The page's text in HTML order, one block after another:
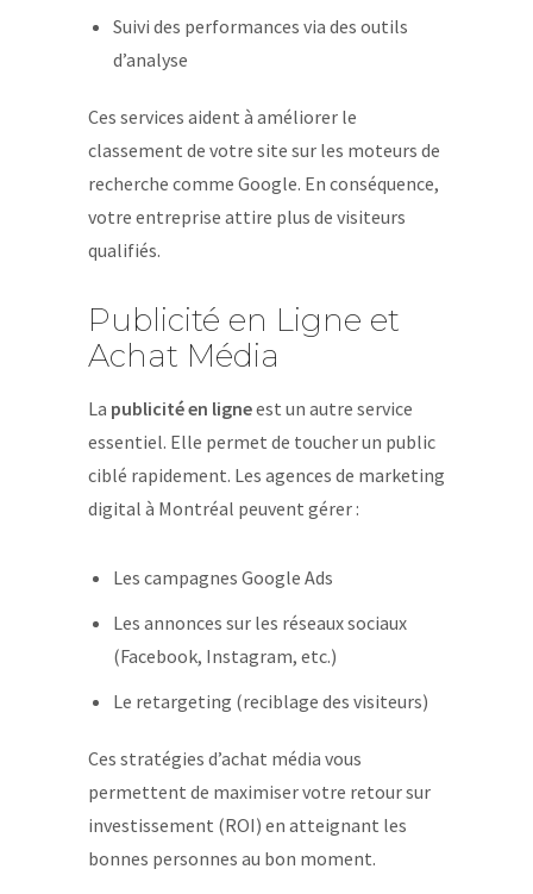
Suivi des performances via des outils
d’analyse
Ces services aident à améliorer le
classement de votre site sur les moteurs de
recherche comme Google. En conséquence,
votre entreprise attire plus de visiteurs
qualifiés.
Publicité en Ligne et
Achat Média
La publicité en ligneest un autre service
essentiel. Elle permet de toucher un public
ciblé rapidement. Les agences de marketing
digital à Montréal peuvent gérer :
Les campagnes Google Ads
Les annonces sur les réseaux sociaux
(Facebook, Instagram, etc.)
Le retargeting (reciblage des visiteurs)
Ces stratégies d’achat média vous
permettent de maximiser votre retour sur
investissement (ROI) en atteignant les
bonnes personnes au bon moment.